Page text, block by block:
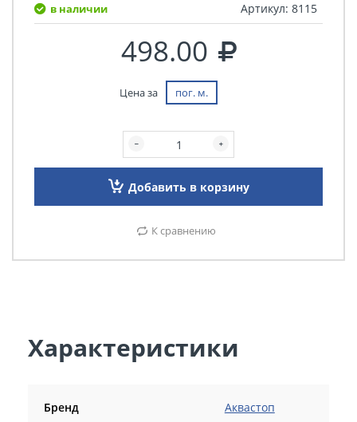
в наличии Артикул: 8115
498.00
Цена за пог. м.
Добавить в корзину
К сравнению
Характеристики
Бренд Аквастоп